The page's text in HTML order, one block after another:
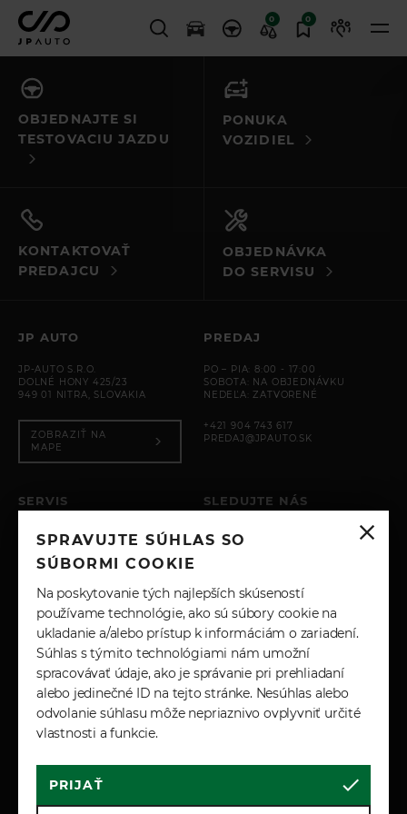
SPRAVUJTE SÚHLAS SO
SÚBORMI COOKIE
Na poskytovanie tých najlepších skúseností
používame technológie, ako sú súbory cookie na
ukladanie a/alebo prístup k informáciám o zariadení.
Súhlas s týmito technológiami nám umožní
spracovávať údaje, ako je správanie pri prehliadaní
alebo jedinečné ID na tejto stránke. Nesúhlas alebo
odvolanie súhlasu môže nepriaznivo ovplyvniť určité
vlastnosti a funkcie.
PRIJAŤ
0 0
OBJEDNAJTE SI
TESTOVACIU JAZDU
PONUKA
VOZIDIEL
KONTAKTOVAŤ
PREDAJCU
OBJEDNÁVKA
DO SERVISU
JP AUTO
JP-AUTO S.R.O.
DOLNÉ HONY 425/23
949 01 NITRA, SLOVAKIA
ZOBRAZIŤ NA
MAPE
PREDAJ
PO – PIA: 8:00 - 17:00
SOBOTA: NA OBJEDNÁVKU
NEDEĽA: ZATVORENÉ
+421 904 743 617
PREDAJ@JPAUTO.SK
SERVIS
PO – PIA: 8:00 - 17:00
SOBOTA: ZATVORENÉ
NEDEĽA: ZATVORENÉ
+421 904 743 617
SERVIS@JPAUTO.SK
SLEDUJTE NÁS
FACEBOOK
LINKEDIN
YOUTUBE